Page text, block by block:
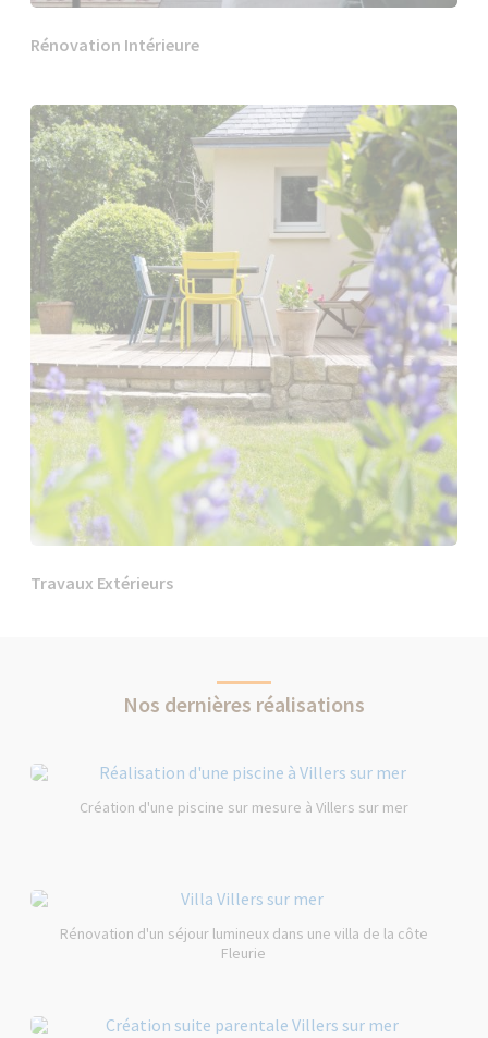
Rénovation Intérieure
Travaux Extérieurs
Nos dernières réalisations
Création d'une piscine sur mesure à Villers sur mer
Rénovation d'un séjour lumineux dans une villa de la côte
Fleurie